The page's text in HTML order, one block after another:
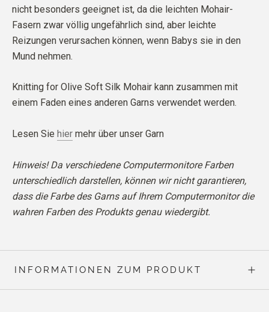
nicht besonders geeignet ist, da die leichten Mohair-
Fasern zwar völlig ungefährlich sind, aber leichte
Reizungen verursachen können, wenn Babys sie in den
Mund nehmen.
Knitting for Olive Soft Silk Mohair kann zusammen mit
einem Faden eines anderen Garns verwendet werden.
Lesen Sie hier mehr über unser Garn
Hinweis! Da verschiedene Computermonitore Farben
unterschiedlich darstellen, können wir nicht garantieren,
dass die Farbe des Garns auf Ihrem Computermonitor die
wahren Farben des Produkts genau wiedergibt.
INFORMATIONEN ZUM PRODUKT